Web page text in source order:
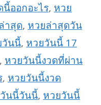
ออกอะไร, หวย
าสุด, หวยล่าสุดวัน
วันนี้, หวยวันนี้ 17
, หวยวันนี้งวดที่ผ่าน
, หวยวันนี้งวด
นนี้วันนี้, หวยวันนี้